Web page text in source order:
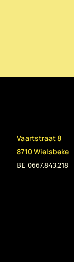
Vaartstraat 8
8710 Wielsbeke
BE 0667.843.218